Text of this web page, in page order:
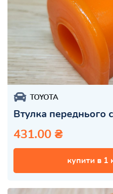
TOYOTA
Втулка переднього
431.00 ₴
купити в 1